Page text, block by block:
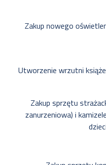
Zakup nowego
Utworzenie wrzutni
Zakup sprzętu
zanurzeniowa) i